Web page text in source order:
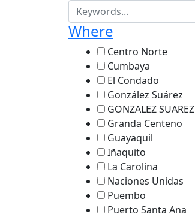
Where
Centro Norte
Cumbaya
El Condado
González Suárez
GONZALEZ SUAREZ
Granda Centeno
Guayaquil
Iñaquito
La Carolina
Naciones Unidas
Puembo
Puerto Santa Ana